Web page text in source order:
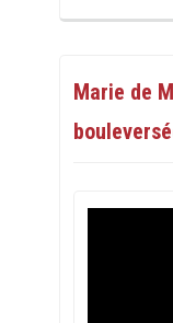
Marie de